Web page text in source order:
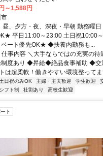
～1,588円
昼、夕方・夜、深夜・早朝 勤務曜
平日11:00～23:00 土日祝10:00
ベート優先OK★ ◆扶養内勤務も...
仕事内容 ＼大手ならではの充実の
度あり ◆昇給◆絶品食事補助 ◆交
は超柔軟！働きやすい環境整って
土日祝のみOK 主婦・主夫歓迎 学生歓迎
シフト制 社割あり 高校生歓迎
ト